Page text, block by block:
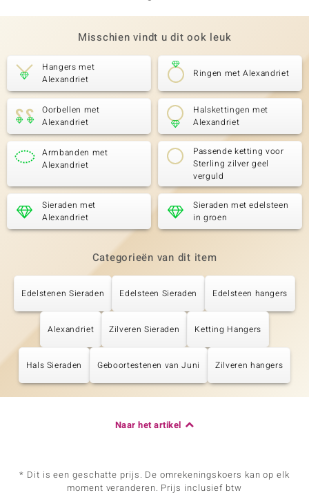
Misschien vindt u dit ook leuk
Hangers met
Alexandriet
Ringen met Alexandriet
Oorbellen met
Alexandriet
Halskettingen met
Alexandriet
Armbanden met
Alexandriet
Passende ketting voor
Sterling zilver geel
verguld
Sieraden met
Alexandriet
Sieraden met edelsteen
in groen
Categorieën van dit item
Edelstenen Sieraden Edelsteen Sieraden Edelsteen hangers
Alexandriet Zilveren Sieraden Ketting Hangers
Hals Sieraden Geboortestenen van Juni Zilveren hangers
Naar het artikel
* Dit is een geschatte prijs. De omrekeningskoers kan op elk
moment veranderen. Prijs inclusief btw